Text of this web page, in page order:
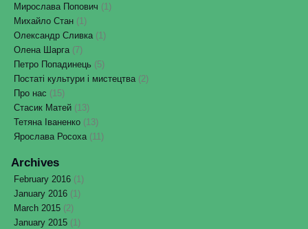
Мирослава Попович (1)
Михайло Стан (1)
Олександр Сливка (1)
Олена Шарга (7)
Петро Попадинець (5)
Постаті культури і мистецтва (2)
Про нас (15)
Стасик Матей (13)
Тетяна Іваненко (13)
Ярослава Росоха (11)
Archives
February 2016 (1)
January 2016 (1)
March 2015 (2)
January 2015 (1)